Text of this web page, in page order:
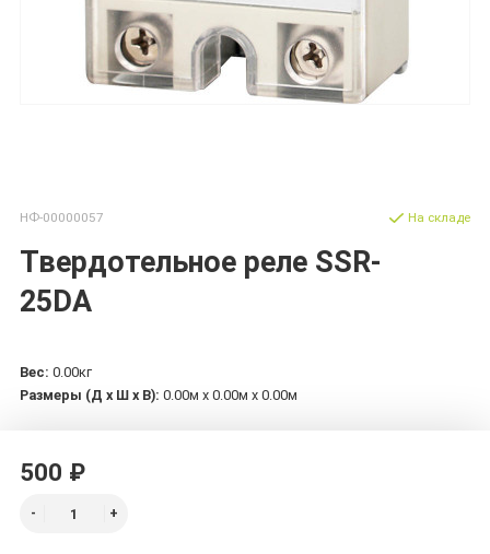
НФ-00000057
Твердотельное реле SSR-
25DA
На складе
Вес: 0.00кг
Размеры (Д х Ш х В): 0.00м x 0.00м x 0.00м
500 ₽